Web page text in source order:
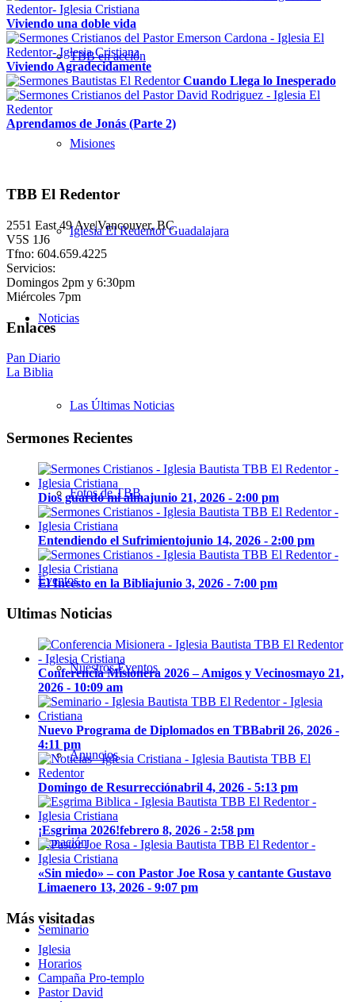
TBB en acción
Misiones
Iglesia El Redentor Guadalajara
Noticias
Las Últimas Noticias
Fotos de TBB
Eventos
Nuestros Eventos
Anuncios
Donación
Seminario
Viviendo una doble vida
Viviendo Agradecidamente
Cuando Llega lo Inesperado
Aprendamos de Jonás (Parte 2)
TBB El Redentor
2551 East 49 Ave|Vancouver, BC
V5S 1J6
Tfno: 604.659.4225
Servicios:
Domingos 2pm y 6:30pm
Miércoles 7pm
Enlaces
Pan Diario
La Biblia
Sermones Recientes
Dios guardó mi almajunio 21, 2026 - 2:00 pm
Entendiendo el Sufrimientojunio 14, 2026 - 2:00 pm
El Incesto en la Bibliajunio 3, 2026 - 7:00 pm
Ultimas Noticias
Conferencia Misionera 2026 – Amigos y Vecinosmayo 21,
2026 - 10:09 am
Nuevo Programa de Diplomados en TBBabril 26, 2026 -
4:11 pm
Domingo de Resurrecciónabril 4, 2026 - 5:13 pm
¡Esgrima 2026!febrero 8, 2026 - 2:58 pm
«Sin miedo» – con Pastor Joe Rosa y cantante Gustavo
Limaenero 13, 2026 - 9:07 pm
Más visitadas
Iglesia
Horarios
Campaña Pro-templo
Pastor David